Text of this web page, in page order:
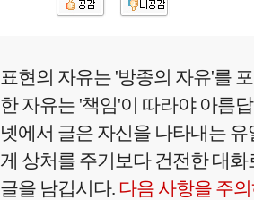
표현의 자유는 '방종의 자유'를
한 자유는 '책임'이 따라야 아름
넷에서 글은 자신을 나타내는
게 상처를 주기보다 건전한 대화
글을 남깁시다. 다음 사항을 주